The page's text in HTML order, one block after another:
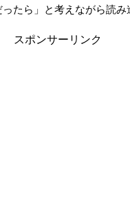
たら」と考えながら読み
スポンサーリンク